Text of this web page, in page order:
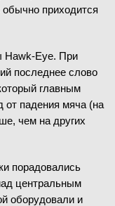
1-
32 финала
77 -62
6-4
1/32 финала
обычно приходится
Hawk-Eye. При
последнее слово
главным
от падения мяча (на
чем на других
порадовались
центральным
оборудовали и